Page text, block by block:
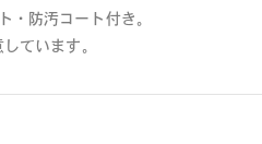
・防汚コート付き。
ています。